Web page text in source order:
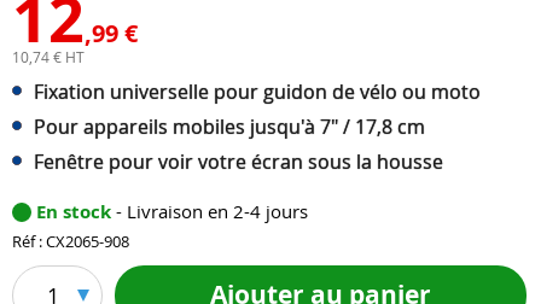
12,99 €
10,74 € HT
Fixation universelle pour guidon de vélo ou moto
Pour appareils mobiles jusqu'à 7" / 17,8 cm
Fenêtre pour voir votre écran sous la housse
En stock - Livraison en 2-4 jours
Réf : CX2065-908
1 Ajouter au panier